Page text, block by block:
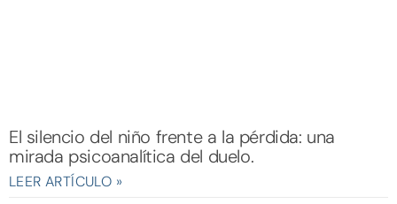
El silencio del niño frente a la pérdida: una
mirada psicoanalítica del duelo.
LEER ARTÍCULO »